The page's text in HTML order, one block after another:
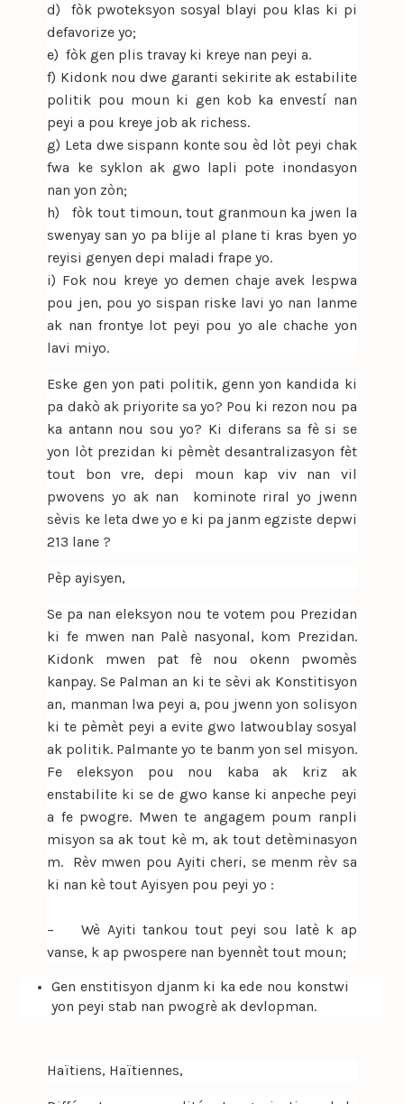
d) fòk pwoteksyon sosyal blayi pou klas ki pi
defavorize yo;
e) fòk gen plis travay ki kreye nan peyi a.
f) Kidonk nou dwe garanti sekirite ak estabilite
politik pou moun ki gen kob ka envestí nan
peyi a pou kreye job ak richess.
g) Leta dwe sispann konte sou èd lòt peyi chak
fwa ke syklon ak gwo lapli pote inondasyon
nan yon zòn;
h) fòk tout timoun, tout granmoun ka jwen la
swenyay san yo pa blije al plane ti kras byen yo
reyisi genyen depi maladi frape yo.
i) Fok nou kreye yo demen chaje avek lespwa
pou jen, pou yo sispan riske lavi yo nan lanme
ak nan frontye lot peyi pou yo ale chache yon
lavi miyo.
Eske gen yon pati politik, genn yon kandida ki
pa dakò ak priyorite sa yo? Pou ki rezon nou pa
ka antann nou sou yo? Ki diferans sa fè si se
yon lòt prezidan ki pèmèt desantralizasyon fèt
tout bon vre, depi moun kap viv nan vil
pwovens yo ak nan kominote riral yo jwenn
sèvis ke leta dwe yo e ki pa janm egziste depwi
213 lane ?
Pèp ayisyen,
Se pa nan eleksyon nou te votem pou Prezidan
ki fe mwen nan Palè nasyonal, kom Prezidan.
Kidonk mwen pat fè nou okenn pwomès
kanpay. Se Palman an ki te sèvi ak Konstitisyon
an, manman lwa peyi a, pou jwenn yon solisyon
ki te pèmèt peyi a evite gwo latwoublay sosyal
ak politik. Palmante yo te banm yon sel misyon.
Fe eleksyon pou nou kaba ak kriz ak
enstabilite ki se de gwo kanse ki anpeche peyi
a fe pwogre. Mwen te angagem poum ranpli
misyon sa ak tout kè m, ak tout detèminasyon
m. Rèv mwen pou Ayiti cheri, se menm rèv sa
ki nan kè tout Ayisyen pou peyi yo :
– Wè Ayiti tankou tout peyi sou latè k ap
vanse, k ap pwospere nan byennèt tout moun;
Gen enstitisyon djanm ki ka ede nou konstwi
yon peyi stab nan pwogrè ak devlopman.
Haïtiens, Haïtiennes,